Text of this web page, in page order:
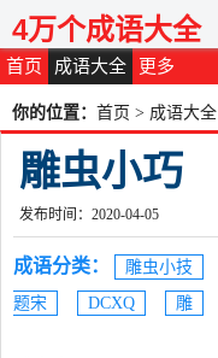
首页 成语大全 更多
4万个成语大全
你的位置： 首页 > 成语大全
雕虫小巧
发布时间：2020-04-05
成语分类： 雕虫小技
题宋
DCXQ 雕